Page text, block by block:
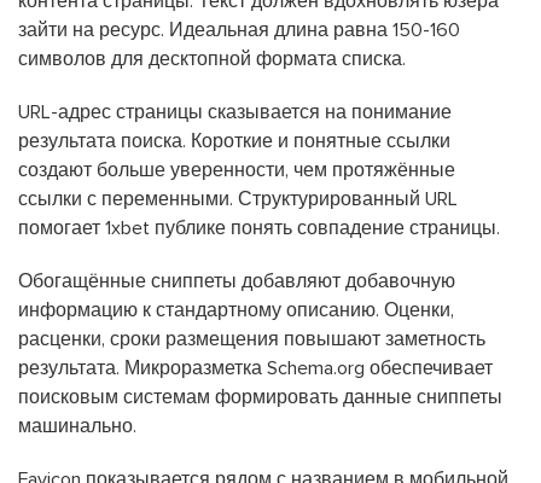
зайти на ресурс. Идеальная длина равна 150-160
символов для десктопной формата списка.
URL-адрес страницы сказывается на понимание
результата поиска. Короткие и понятные ссылки
создают больше уверенности, чем протяжённые
ссылки с переменными. Структурированный URL
помогает 1xbet публике понять совпадение страницы.
Обогащённые сниппеты добавляют добавочную
информацию к стандартному описанию. Оценки,
расценки, сроки размещения повышают заметность
результата. Микроразметка Schema.org обеспечивает
поисковым системам формировать данные сниппеты
машинально.